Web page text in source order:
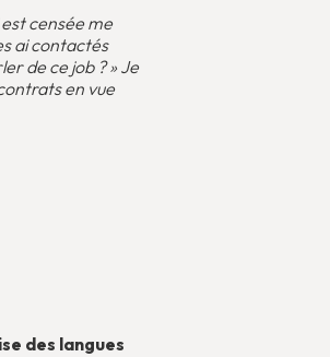
censée me
ai contactés
de ce job ? » Je
en vue
des langues